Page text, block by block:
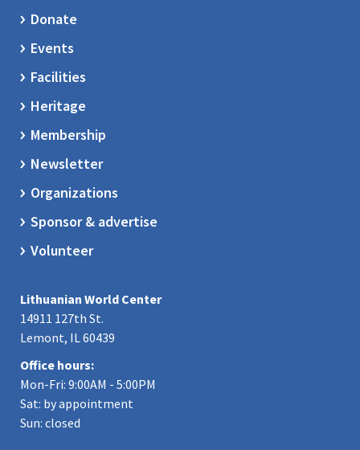
Donate
Events
Facilities
Heritage
Membership
Newsletter
Organizations
Sponsor & advertise
Volunteer
Lithuanian World Center
14911 127th St.
Lemont, IL 60439
Office hours:
Mon-Fri: 9:00AM - 5:00PM
Sat: by appointment
Sun: closed